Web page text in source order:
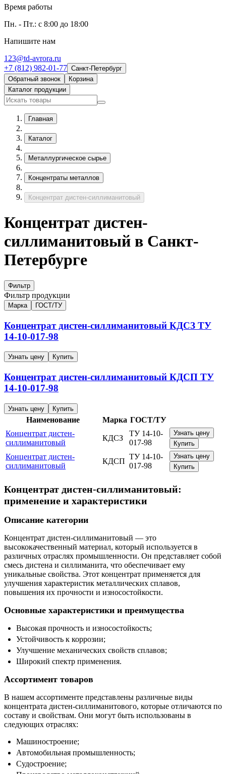
Время работы
Пн. - Пт.: с 8:00 до 18:00
Напишите нам
123@td-avrora.ru
+7 (812) 982-01-77 Санкт-Петербург
Обратный звонок
Корзина
Каталог продукции
Главная
Каталог
Металлургическое сырье
Концентраты металлов
Концентрат дистен-силлиманитовый
Концентрат дистен-
силлиманитовый в Санкт-
Петербурге
Фильтр
Фильтр продукции
Марка ГОСТ/ТУ
Концентрат дистен-силлиманитовый КДСЗ ТУ
14-10-017-98
Узнать цену Купить
Концентрат дистен-силлиманитовый КДСП ТУ
14-10-017-98
Узнать цену Купить
Наименование Марка ГОСТ/ТУ
Концентрат дистен-
силлиманитовый
КДСЗ
ТУ 14-10-
017-98
Узнать цену
Купить
Концентрат дистен-
силлиманитовый
КДСП
ТУ 14-10-
017-98
Узнать цену
Купить
Концентрат дистен-силлиманитовый:
применение и характеристики
Описание категории
Концентрат дистен-силлиманитовый — это
высококачественный материал, который используется в
различных отраслях промышленности. Он представляет собой
смесь дистена и силлиманита, что обеспечивает ему
уникальные свойства. Этот концентрат применяется для
улучшения характеристик металлических сплавов,
повышения их прочности и износостойкости.
Основные характеристики и преимущества
Высокая прочность и износостойкость;
Устойчивость к коррозии;
Улучшение механических свойств сплавов;
Широкий спектр применения.
Ассортимент товаров
В нашем ассортименте представлены различные виды
концентрата дистен-силлиманитового, которые отличаются по
составу и свойствам. Они могут быть использованы в
следующих отраслях:
Машиностроение;
Автомобильная промышленность;
Судостроение;